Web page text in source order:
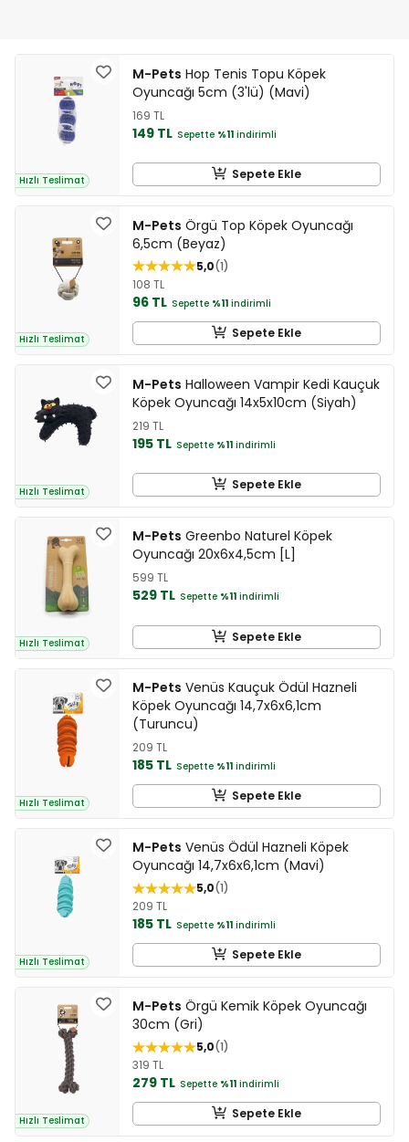
Hızlı Teslimat
M-Pets Hop Tenis Topu Köpek
Oyuncağı 5cm (3'lü) (Mavi)
169 TL
149 TL Sepette %11 indirimli
Sepete Ekle
Hızlı Teslimat
M-Pets Örgü Top Köpek Oyuncağı
6,5cm (Beyaz)
5,0 1
108 TL
96 TL Sepette %11 indirimli
Sepete Ekle
Hızlı Teslimat
M-Pets Halloween Vampir Kedi Kauçuk
Köpek Oyuncağı 14x5x10cm (Siyah)
219 TL
195 TL Sepette %11 indirimli
Sepete Ekle
Hızlı Teslimat
M-Pets Greenbo Naturel Köpek
Oyuncağı 20x6x4,5cm [L]
599 TL
529 TL Sepette %11 indirimli
Sepete Ekle
Hızlı Teslimat
M-Pets Venüs Kauçuk Ödül Hazneli
Köpek Oyuncağı 14,7x6x6,1cm
(Turuncu)
209 TL
185 TL Sepette %11 indirimli
Sepete Ekle
Hızlı Teslimat
M-Pets Venüs Ödül Hazneli Köpek
Oyuncağı 14,7x6x6,1cm (Mavi)
5,0 1
209 TL
185 TL Sepette %11 indirimli
Sepete Ekle
Hızlı Teslimat
M-Pets Örgü Kemik Köpek Oyuncağı
30cm (Gri)
5,0 1
319 TL
279 TL Sepette %11 indirimli
Sepete Ekle